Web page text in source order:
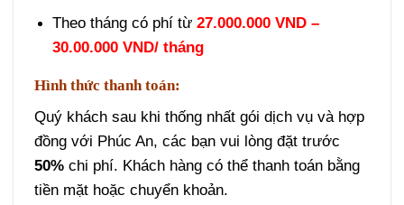
Theo tháng có phí từ 27.000.000 VND –
30.00.000 VND/ tháng
Hình thức thanh toán:
Quý khách sau khi thống nhất gói dịch vụ và hợp
đồng với Phúc An, các bạn vui lòng đặt trước
50% chi phí. Khách hàng có thể thanh toán bằng
tiền mặt hoặc chuyển khoản.